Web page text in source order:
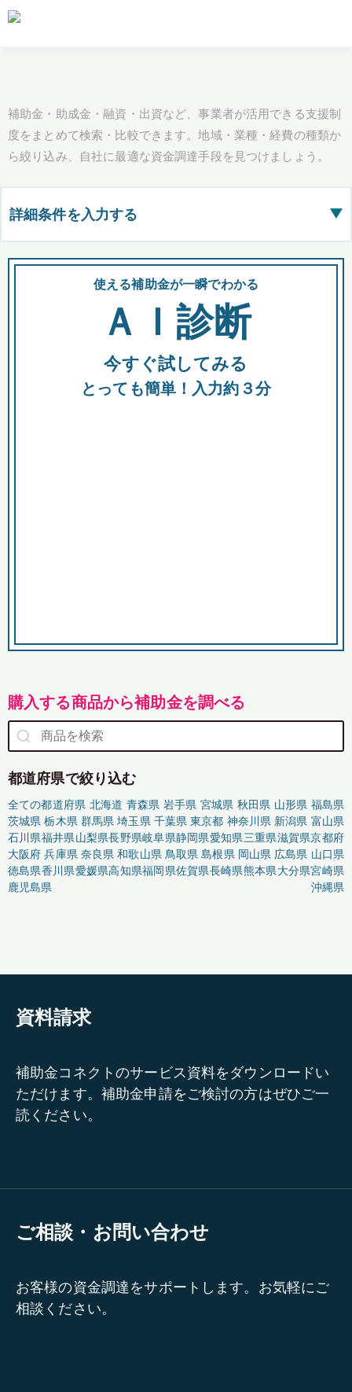
補助金・助成金・融資・出資など、事業者が活用できる支援制
度をまとめて検索・比較できます。地域・業種・経費の種類か
ら絞り込み、自社に最適な資金調達手段を見つけましょう。
詳細条件を入力する ▶
都道府県
全国の検索結果を含めて表示
助成金 融資 出資
使える補助金が一瞬でわかる
ＡＩ診断
今すぐ試してみる
とっても簡単！入力約３分
購入する商品から補助金を調べる
都道府県で絞り込む
全ての都道府県 北海道 青森県 岩手県 宮城県 秋田県 山形県 福島県
茨城県 栃木県 群馬県 埼玉県 千葉県 東京都 神奈川県 新潟県 富山県
石川県福井県山梨県長野県岐阜県静岡県愛知県三重県滋賀県京都府
大阪府 兵庫県 奈良県 和歌山県 鳥取県 島根県 岡山県 広島県 山口県
徳島県香川県愛媛県高知県福岡県佐賀県長崎県熊本県大分県宮崎県
鹿児島県
沖縄県
資料請求
補助金コネクトのサービス資料をダウンロードい
ただけます。補助金申請をご検討の方はぜひご一
読ください。
ご相談・お問い合わせ
お客様の資金調達をサポートします。お気軽にご
相談ください。